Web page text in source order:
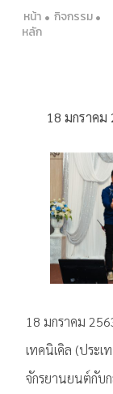
หน้า
หลัก
กิจกรรม
18 มกราคม
18 มกราคม
เทคนิเคิล (ประเ
จักรยานยนต์กับก